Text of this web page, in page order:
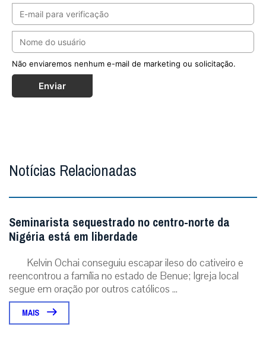
Não enviaremos nenhum e-mail de marketing ou solicitação.
Enviar
Notícias Relacionadas
Seminarista sequestrado no centro-norte da
Nigéria está em liberdade
Kelvin Ochai conseguiu escapar ileso do cativeiro e
reencontrou a família no estado de Benue; Igreja local
segue em oração por outros católicos ...
MAIS